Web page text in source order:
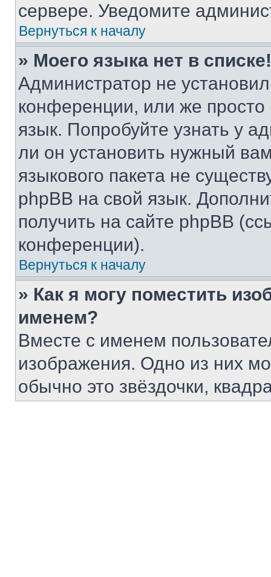
сервере. Уведомите
Вернуться к началу
» Моего языка нет в списке!
Администратор не
конференции, или же
язык. Попробуйте узнать у
ли он установить нужный
языкового пакета не
phpBB на свой язык.
получить на сайте phpBB
конференции).
Вернуться к началу
» Как я могу поместить
именем?
Вместе с именем
изображения. Одно из них
обычно это звёздочки,